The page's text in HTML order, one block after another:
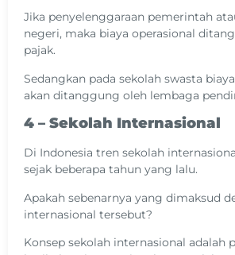
Jika penyelenggaraan pemerintah
negeri, maka biaya operasional
pajak.
Sedangkan pada sekolah swasta
akan ditanggung oleh lembaga
4 – Sekolah Internasional
Di Indonesia tren sekolah
sejak beberapa tahun yang lalu.
Apakah sebenarnya yang dimaksud
internasional tersebut?
Konsep sekolah internasional adalah